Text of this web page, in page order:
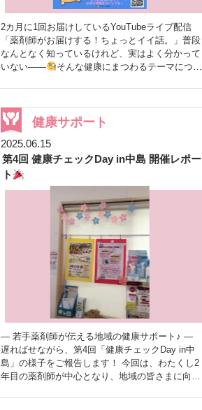
2カ月に1回お届けしているYouTubeライブ配信
「薬剤師がお届けする！ちょっとイイ話。」普段
なんとなく知っているけれど、実はよく分かって
いない——
そんな健康にまつわるテーマについ
「野菜」についてです。 ベジチェックで野菜摂
取量をチェック
配信では、KAGOMEさんの機
器「ベジチェック」を使い、 スタッフのまるち
ゃん・あんちゃんの野菜摂取量を測定しました
日頃から意識していた2人ですが、結果はまずま
ず
改めて、継続して野菜をとることの大切さ
を実感しました
1日に必要な野菜の量は？
みなさんは、1日にどれくらい野菜をとる必要が
あるかご存じですか？ 目安は「350g」といわれ
べるのは、なかなか大変ですよね
無理なく野
菜をとるためのポイント 日常の中で取り入れや
すい工夫！ ① 火を通してかさを減らす
ることで野菜の量が減り、たくさん食べやすくな
く摂取できます。 ② 外食時は「野菜を一品プラ
ダや副菜を一品追加するだけでも違います(*^-^*)
まずは「意識すること」が大切ですね！！
：
このシンプルなんが一番おいしいんや！！
：
うんうん！ 早速350ｇの野菜を湯でて、ポン酢で
は、私たちの体を支えるさまざまな栄養素が含ま
健康サポート
2025.06.15
第4回 健康チェックDay in中島 開催レポー
ト
― 若手薬剤師が伝える地域の健康サポート♪ ―
遅ればせながら、第4回「健康チェックDay in中
島」の様子をご報告します！ 今回は、わたくし2
年目の薬剤師が中心となり、地域の皆さまに向け